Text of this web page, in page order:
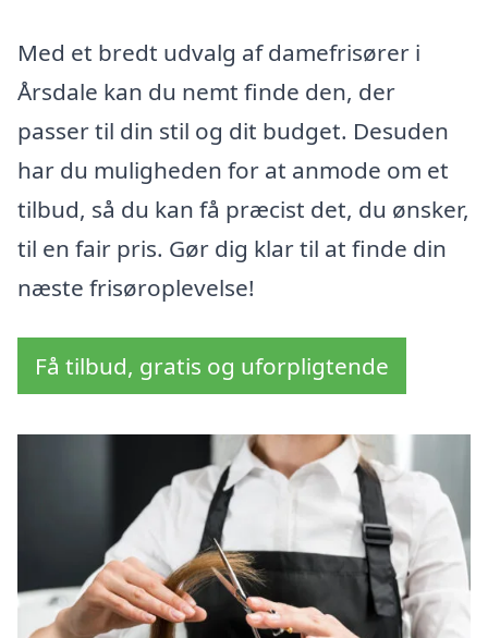
Med et bredt udvalg af damefrisører i
Årsdale kan du nemt finde den, der
passer til din stil og dit budget. Desuden
har du muligheden for at anmode om et
tilbud, så du kan få præcist det, du ønsker,
til en fair pris. Gør dig klar til at finde din
næste frisøroplevelse!
Få tilbud, gratis og uforpligtende